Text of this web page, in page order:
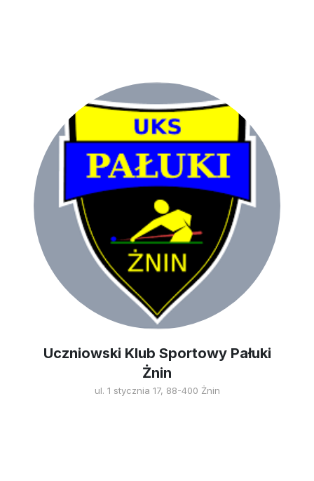
Uczniowski Klub Sportowy Pałuki
Żnin
ul. 1 stycznia 17, 88-400 Żnin